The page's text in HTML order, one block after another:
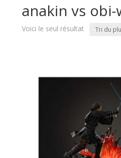
anakin vs obi-
Voici le seul résultat